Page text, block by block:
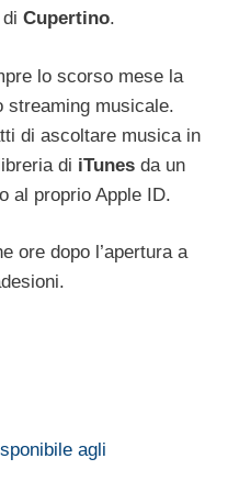
Cupertino.
lo scorso mese la
streaming musicale.
di ascoltare musica in
di iTunes da un
al proprio Apple ID.
ore dopo l’apertura a
agli